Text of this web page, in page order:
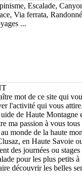
Escalade,
Via ferrata,
...
mot de ce site qui
l'activité qui vous
de Haute Montagne
ma passion à vous tous
monde de la haute
, en Haute Savoie
des journées ou stages
pour les plus petits à
découvrir les belles